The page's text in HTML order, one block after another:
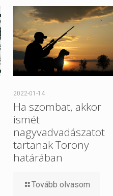
2022-01-14
Ha szombat, akkor
ismét
nagyvadvadászatot
tartanak Torony
határában
Tovább olvasom